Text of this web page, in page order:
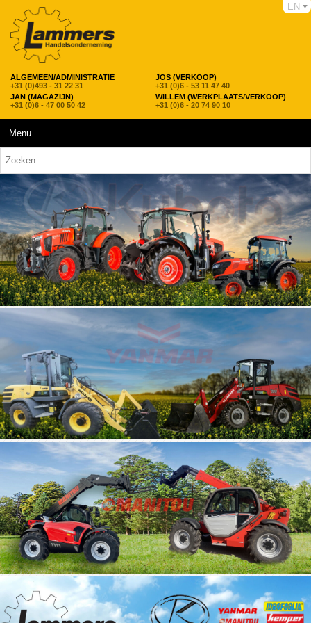
ALGEMEEN/ADMINISTRATIE
+31 (0)493 - 31 22 31
JOS (VERKOOP)
+31 (0)6 - 53 11 47 40
JAN (MAGAZIJN)
+31 (0)6 - 47 00 50 42
WILLEM (WERKPLAATS/VERKOOP)
+31 (0)6 - 20 74 90 10
EN
Menu